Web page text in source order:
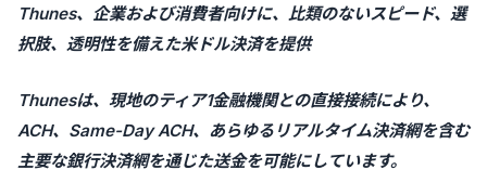
Thunes、企業および消費者向けに、比類のないスピード、選
択肢、透明性を備えた米ドル決済を提供
Thunesは、現地のティア1金融機関との直接接続により、
ACH、Same-Day ACH、あらゆるリアルタイム決済網を含む
主要な銀行決済網を通じた送金を可能にしています。